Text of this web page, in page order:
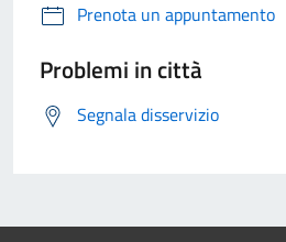
Prenota un appuntamento
Problemi in città
Segnala disservizio